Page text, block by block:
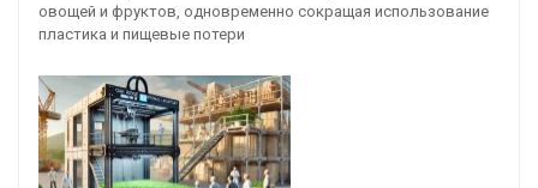
овощей и фруктов, одновременно сокращая использование
пластика и пищевые потери